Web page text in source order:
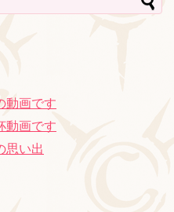
動画です
動画です
思い出